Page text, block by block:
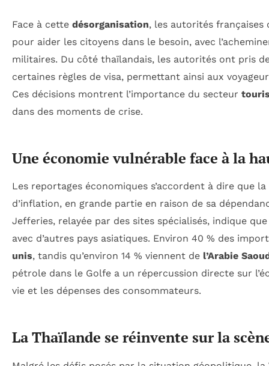
Face à cette désorganisation, les autorités
pour aider les citoyens dans le besoin, avec
militaires. Du côté thaïlandais, les autorités ont pris
certaines règles de visa, permettant ainsi aux
Ces décisions montrent l’importance du secteur
dans des moments de crise.
Une économie vulnérable face à la
Les reportages économiques s’accordent à dire que la
d’inflation, en grande partie en raison de sa
Jefferies, relayée par des sites spécialisés, indique
avec d’autres pays asiatiques. Environ 40 % des
unis, tandis qu’environ 14 % viennent de l’Arabie
pétrole dans le Golfe a un répercussion directe sur
vie et les dépenses des consommateurs.
La Thaïlande se réinvente sur la